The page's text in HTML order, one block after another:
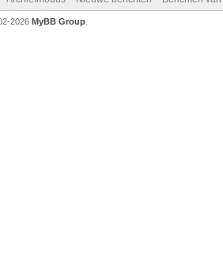
2026 MyBB Group